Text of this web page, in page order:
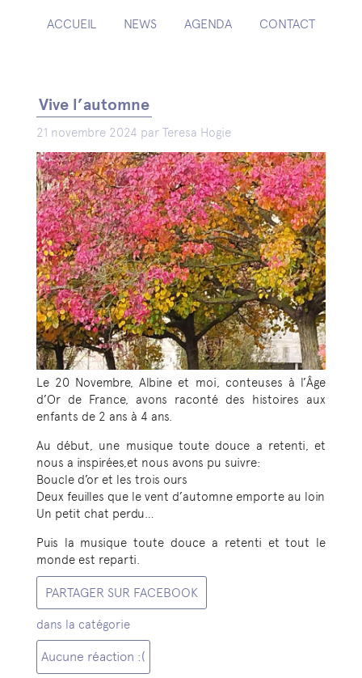
ACCUEIL NEWS AGENDA CONTACT
Vive l’automne
21 novembre 2024 par Teresa Hogie
Le 20 Novembre, Albine et moi, conteuses à l’Âge
d’Or de France, avons raconté des histoires aux
enfants de 2 ans à 4 ans.
Au début, une musique toute douce a retenti, et
nous a inspirées,et nous avons pu suivre:
Boucle d’or et les trois ours
Deux feuilles que le vent d’automne emporte au loin
Un petit chat perdu…
Puis la musique toute douce a retenti et tout le
monde est reparti.
PARTAGER SUR FACEBOOK
dans la catégorie
Aucune réaction :(